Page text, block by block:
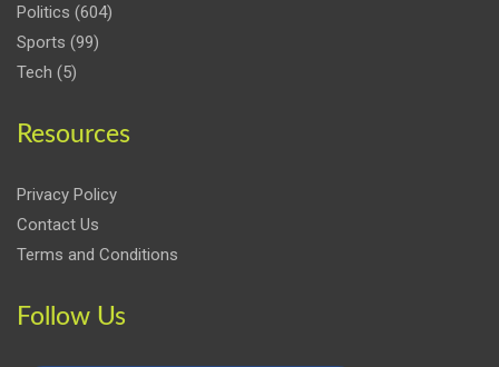
Politics (604)
Sports (99)
Tech (5)
Resources
Privacy Policy
Contact Us
Terms and Conditions
Follow Us